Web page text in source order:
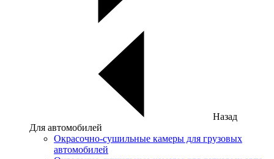
Назад
Для автомобилей
Окрасочно-сушильные камеры для грузовых
автомобилей